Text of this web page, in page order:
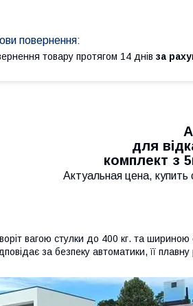
товару протягом 14 днів за
для
комплект з
Актуальная цена, купить
вагою стулки до 400 кг. та шириною
за безпеку автоматики, її плавну